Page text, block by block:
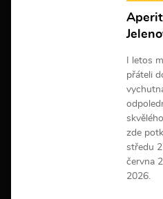
f
o
m
a
í
I letos
přáteli
zde
středu
června
2026.